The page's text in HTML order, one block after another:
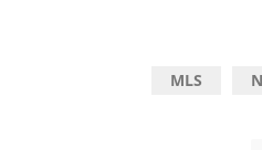
MLS